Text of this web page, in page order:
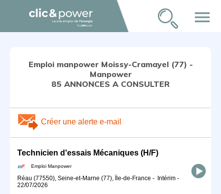
menu
Emploi manpower Moissy-Cramayel (77) -
Manpower
85 ANNONCES A CONSULTER
Créer une alerte e-mail
Technicien d'essais Mécaniques (H/F)
Emploi Manpower
Réau (77550), Seine-et-Marne (77), Île-de-France - Intérim -
22/07/2026